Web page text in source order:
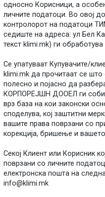
односно Корисници, а
личните податоци. Во овој
контролорот на податоци
седиште на адреса: ул Бел
текст klimi.mk) ги
Се упатуваат Купувачите/
klimi.mk да прочитаат се
полесно и појасно да
КОРПОРЕЈШН ДООЕЛ ги
врз база на кои законски
споделува, кој заштитни
вашите права поврзани со
корекција, бришење и
Секој Клиент или Корисник
поврзани со личните
електронска пошта на
info@klimi.mk